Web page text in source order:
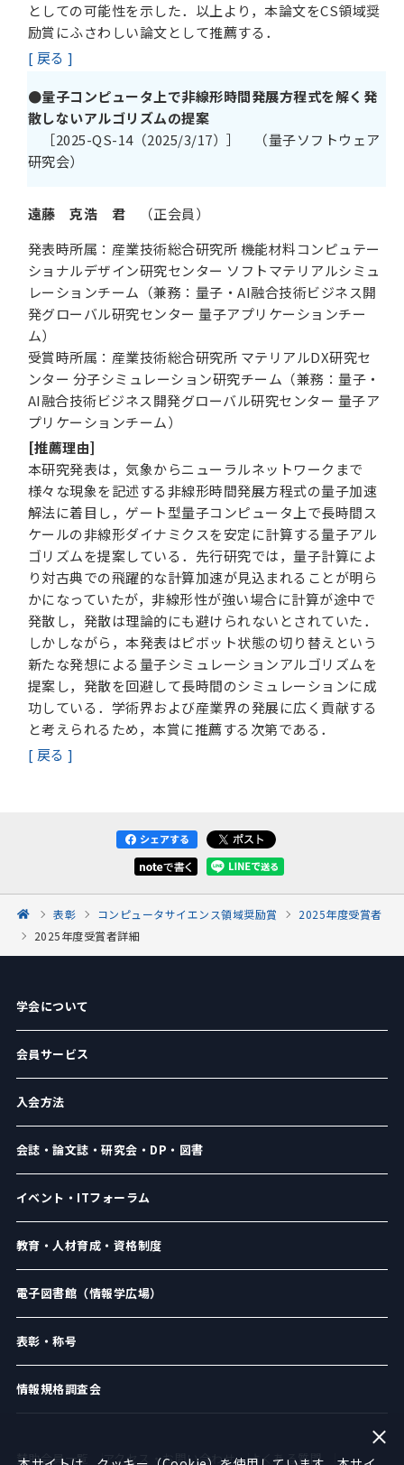
としての可能性を示した．以上より，本論文をCS領域奨
励賞にふさわしい論文として推薦する．
[ 戻る ]
●量子コンピュータ上で非線形時間発展方程式を解く発
散しないアルゴリズムの提案
［2025-QS-14（2025/3/17）］ （量子ソフトウェア
研究会）
遠藤 克浩 君 （正会員）
発表時所属：産業技術総合研究所 機能材料コンピュテー
ショナルデザイン研究センター ソフトマテリアルシミュ
レーションチーム（兼務：量子・AI融合技術ビジネス開
発グローバル研究センター 量子アプリケーションチー
ム）
受賞時所属：産業技術総合研究所 マテリアルDX研究セ
ンター 分子シミュレーション研究チーム（兼務：量子・
AI融合技術ビジネス開発グローバル研究センター 量子ア
プリケーションチーム）
[推薦理由]
本研究発表は，気象からニューラルネットワークまで
様々な現象を記述する非線形時間発展方程式の量子加速
解法に着目し，ゲート型量子コンピュータ上で長時間ス
ケールの非線形ダイナミクスを安定に計算する量子アル
ゴリズムを提案している．先行研究では，量子計算によ
り対古典での飛躍的な計算加速が見込まれることが明ら
かになっていたが，非線形性が強い場合に計算が途中で
発散し，発散は理論的にも避けられないとされていた．
しかしながら，本発表はピボット状態の切り替えという
新たな発想による量子シミュレーションアルゴリズムを
提案し，発散を回避して長時間のシミュレーションに成
功している．学術界および産業界の発展に広く貢献する
と考えられるため，本賞に推薦する次第である．
[ 戻る ]
表彰 コンピュータサイエンス領域奨励賞
2025年度受賞者
2025年度受賞者詳細
学会について
会員サービス
入会方法
会誌・論文誌・研究会・DP・図書
イベント・ITフォーラム
教育・人材育成・資格制度
電子図書館（情報学広場）
表彰・称号
情報規格調査会
賛助会員一覧 アクセス・お問い合わせ よくある質問